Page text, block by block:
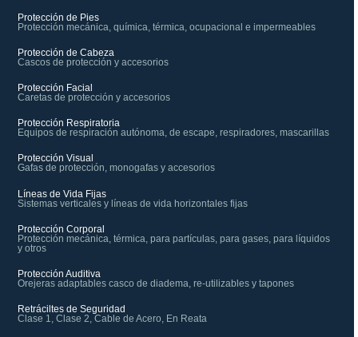
Protección de Pies
Protección mecánica, química, térmica, ocupacional e impermeables
Protección de Cabeza
Cascos de protección y accesorios
Protección Facial
Caretas de protección y accesorios
Protección Respiratoria
Equipos de respiración autónoma, de escape, respiradores, mascarillas
Protección Visual
Gafas de protección, monogafas y accesorios
Líneas de Vida Fijas
Sistemas verticales y líneas de vida horizontales fijas
Protección Corporal
Protección mecánica, térmica, para partículas, para gases, para líquidos
y otros
Protección Auditiva
Orejeras adaptables casco de diadema, re-utilizables y tapones
Retráciltes de Seguridad
Clase 1, Clase 2, Cable de Acero, En Reata